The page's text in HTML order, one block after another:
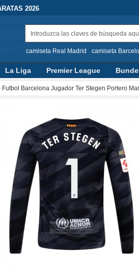
2026
camiseta Real Madrid camiseta
La Liga Premier League
Barcelona Jugador Ter Stegen Portero